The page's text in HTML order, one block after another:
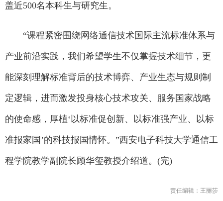
盖近500名本科生与研究生。
“课程紧密围绕网络通信技术国际主流标准体系与
产业前沿实践，我们希望学生不仅掌握技术细节，更
能深刻理解标准背后的技术博弈、产业生态与规则制
定逻辑，进而激发投身核心技术攻关、服务国家战略
的使命感，厚植‘以标准促创新、以标准强产业、以标
准报家国’的科技报国情怀。”西安电子科技大学通信工
程学院教学副院长顾华玺教授介绍道。(完)
责任编辑：王丽莎